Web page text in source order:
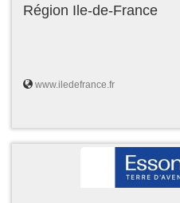
Région Ile-de-France
www.iledefrance.fr